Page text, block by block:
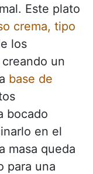
Este plato
crema, tipo
los
un
base de
bocado
en el
masa queda
para una